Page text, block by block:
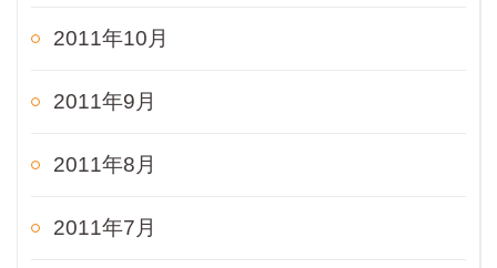
2011年10月
2011年9月
2011年8月
2011年7月